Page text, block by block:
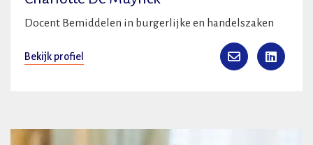
Docent Bemiddelen in burgerlijke en handelszaken
Bekijk profiel